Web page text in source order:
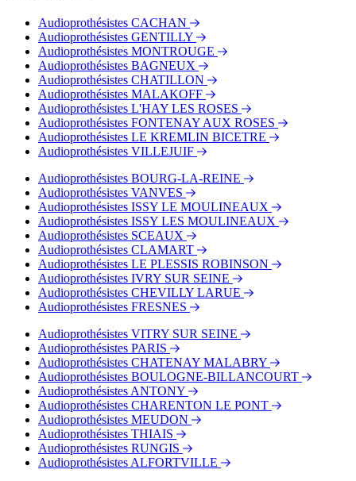
Audioprothésistes CACHAN
Audioprothésistes GENTILLY
Audioprothésistes MONTROUGE
Audioprothésistes BAGNEUX
Audioprothésistes CHATILLON
Audioprothésistes MALAKOFF
Audioprothésistes L'HAY LES ROSES
Audioprothésistes FONTENAY AUX ROSES
Audioprothésistes LE KREMLIN BICETRE
Audioprothésistes VILLEJUIF
Audioprothésistes BOURG-LA-REINE
Audioprothésistes VANVES
Audioprothésistes ISSY LE MOULINEAUX
Audioprothésistes ISSY LES MOULINEAUX
Audioprothésistes SCEAUX
Audioprothésistes CLAMART
Audioprothésistes LE PLESSIS ROBINSON
Audioprothésistes IVRY SUR SEINE
Audioprothésistes CHEVILLY LARUE
Audioprothésistes FRESNES
Audioprothésistes VITRY SUR SEINE
Audioprothésistes PARIS
Audioprothésistes CHATENAY MALABRY
Audioprothésistes BOULOGNE-BILLANCOURT
Audioprothésistes ANTONY
Audioprothésistes CHARENTON LE PONT
Audioprothésistes MEUDON
Audioprothésistes THIAIS
Audioprothésistes RUNGIS
Audioprothésistes ALFORTVILLE